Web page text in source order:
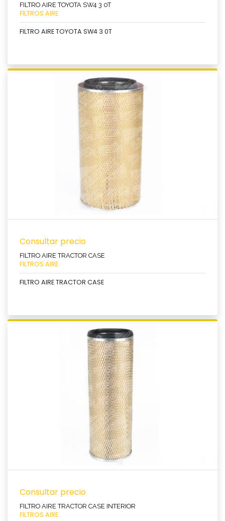
FILTRO AIRE TOYOTA SW4 3 0T
FILTROS AIRE
FILTRO AIRE TOYOTA SW4 3 0T
Ver producto
Consultar precio
FILTRO AIRE TRACTOR CASE
FILTROS AIRE
FILTRO AIRE TRACTOR CASE
Ver producto
Consultar precio
FILTRO AIRE TRACTOR CASE INTERIOR
FILTROS AIRE